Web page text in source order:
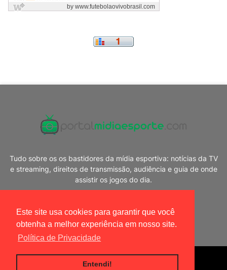
Este site usa cookies para garantir que você
obtenha a melhor experiência em nosso site.
Política de Privacidade
Entendi!
Tudo sobre os os bastidores da mídia esportiva: notícias da TV
e streaming, direitos de transmissão, audiência e guia de onde
assistir os jogos do dia.
Blogger Templates|